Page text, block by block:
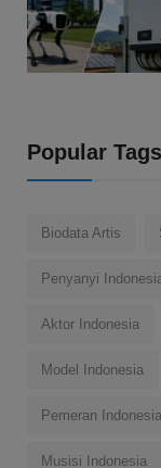
Popular Tags
Biodata Artis
Penyanyi
Aktor Indonesia
Model Indonesia
Pemeran Indonesia
Musisi Indonesia